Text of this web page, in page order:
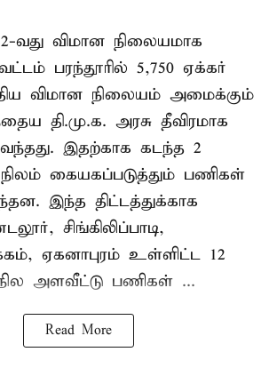
விமான நிலையமாக
பரந்தூரில் 5,750 ஏக்கர்
விமான நிலையம் அமைக்கும்
தி.மு.க. அரசு தீவிரமாக
இதற்காக கடந்த 2
கையகப்படுத்தும் பணிகள்
இந்த திட்டத்துக்காக
சிங்கிலிப்பாடி,
ஏகனாபுரம் உள்ளிட்ட 12
நில அளவீட்டு பணிகள் ...
Read More